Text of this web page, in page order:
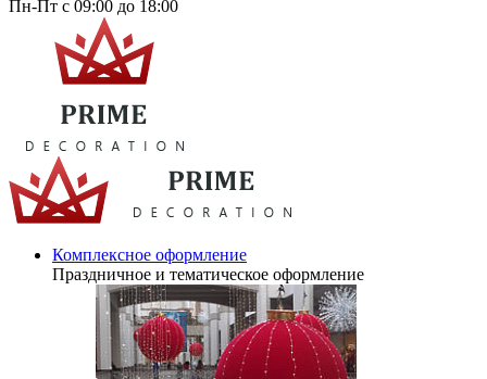
Пн-Пт с 09:00 до 18:00
Комплексное оформление
Праздничное и тематическое оформление